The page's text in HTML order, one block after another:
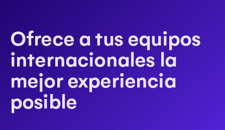
Ofrece a tus equipos
internacionales la
mejor experiencia
posible